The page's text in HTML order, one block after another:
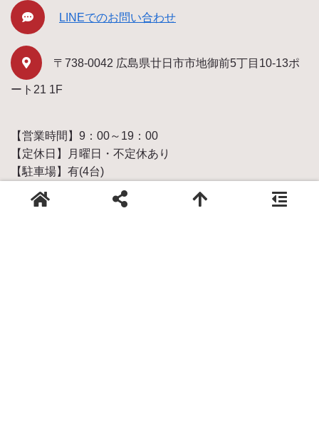
LINEでのお問い合わせ
〒738-0042 広島県廿日市市地御前5丁目10-13ポ
ート21 1F
【営業時間】9：00～19：00
【定休日】月曜日・不定休あり
【駐車場】有(4台)